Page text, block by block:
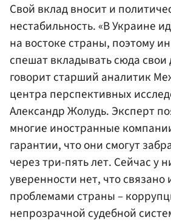
Свой вклад вносит и
нестабильность. «В Украине
на востоке страны, поэтому
спешат вкладывать сюда свои
говорит старший аналитик
центра перспективных
Александр Жолудь. Эксперт
многие иностранные
гарантии, что они смогут
через три-пять лет. Сейчас у
уверенности нет, что связано
проблемами страны –
непрозрачной судебной